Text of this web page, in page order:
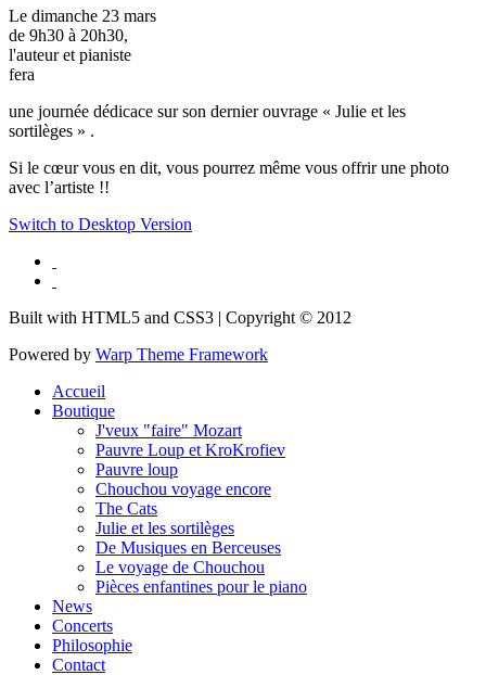
Le dimanche 23 mars
de 9h30 à 20h30,
l'auteur et pianiste
fera
une journée dédicace sur son dernier ouvrage « Julie et les
sortilèges » .
Si le cœur vous en dit, vous pourrez même vous offrir une photo
avec l’artiste !!
Switch to Desktop Version
Built with HTML5 and CSS3 | Copyright © 2012
Powered by Warp Theme Framework
Accueil
Boutique
J'veux "faire" Mozart
Pauvre Loup et KroKrofiev
Pauvre loup
Chouchou voyage encore
The Cats
Julie et les sortilèges
De Musiques en Berceuses
Le voyage de Chouchou
Pièces enfantines pour le piano
News
Concerts
Philosophie
Contact